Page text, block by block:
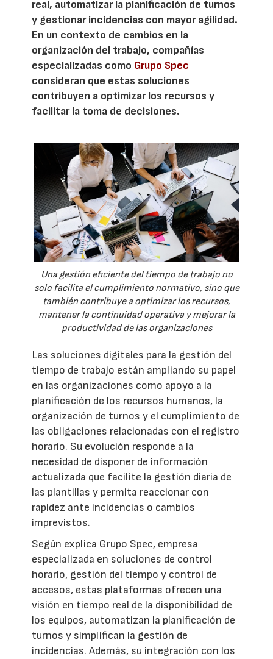
real, automatizar la planificación de turnos
y gestionar incidencias con mayor agilidad.
En un contexto de cambios en la
organización del trabajo, compañías
especializadas como Grupo Spec
consideran que estas soluciones
contribuyen a optimizar los recursos y
facilitar la toma de decisiones.
Una gestión eficiente del tiempo de trabajo no
solo facilita el cumplimiento normativo, sino que
también contribuye a optimizar los recursos,
mantener la continuidad operativa y mejorar la
productividad de las organizaciones
Las soluciones digitales para la gestión del
tiempo de trabajo están ampliando su papel
en las organizaciones como apoyo a la
planificación de los recursos humanos, la
organización de turnos y el cumplimiento de
las obligaciones relacionadas con el registro
horario. Su evolución responde a la
necesidad de disponer de información
actualizada que facilite la gestión diaria de
las plantillas y permita reaccionar con
rapidez ante incidencias o cambios
imprevistos.
Según explica Grupo Spec, empresa
especializada en soluciones de control
horario, gestión del tiempo y control de
accesos, estas plataformas ofrecen una
visión en tiempo real de la disponibilidad de
los equipos, automatizan la planificación de
turnos y simplifican la gestión de
incidencias. Además, su integración con los